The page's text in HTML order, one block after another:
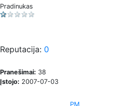
Pradinukas
Reputacija: 0
Pranešimai: 38
Įstojo: 2007-07-03
PM